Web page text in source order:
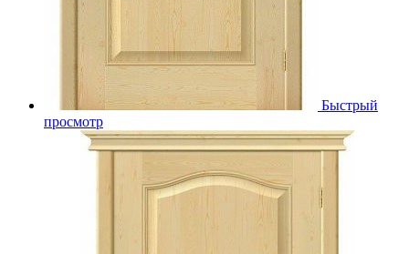
Быстрый
просмотр